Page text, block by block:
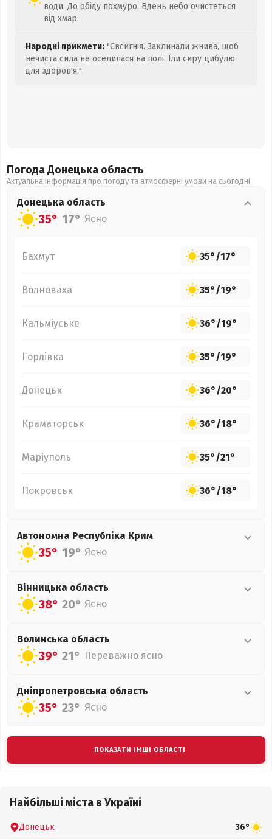
води. До обіду похмуро. Вдень небо очистеться
від хмар.
Народні прикмети: "Євсигнія. Заклинали жнива, щоб
нечиста сила не оселилася на полі. Їли сиру цибулю
для здоров'я."
Погода Донецька область
Актуальна інформація про погоду та атмосферні умови на сьогодні
Донецька область
35° 17° Ясно
Бахмут 35°/17°
Волноваха 35°/19°
Кальміуське 36°/19°
Горлівка 35°/19°
Донецьк 36°/20°
Краматорськ 36°/18°
Маріуполь 35°/21°
Покровськ 36°/18°
Автономна Республіка Крим
35° 19° Ясно
Вінницька область
38° 20° Ясно
Волинська область
39° 21° Переважно ясно
Дніпропетровська область
35° 23° Ясно
ПОКАЗАТИ ІНШІ ОБЛАСТІ
Найбільші міста в Україні
Донецьк 36°